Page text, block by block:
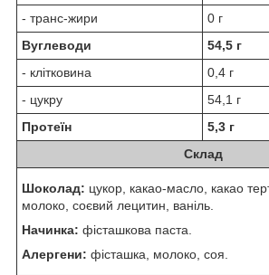
- транс-жири
0 г
Вуглеводи
54,5 г
- клітковина
0,4 г
- цукру
54,1 г
Протеїн
5,3 г
Склад
Шоколад: цукор, какао-масло, какао
молоко, соєвий лецитин, ваніль.
Начинка: фісташкова паста.
Алергени: фісташка, молоко, соя.